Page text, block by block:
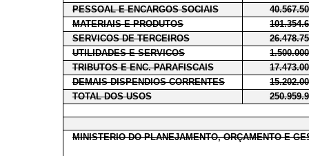
PESSOAL E ENCARGOS SOCIAIS
MATERIAIS E PRODUTOS
SERVICOS DE TERCEIROS
UTILIDADES E SERVICOS
1.500.000
TRIBUTOS E ENC. PARAFISCAIS
DEMAIS DISPENDIOS CORRENTES
TOTAL DOS USOS
MINISTERIO DO PLANEJAMENTO, ORÇAMENTO E